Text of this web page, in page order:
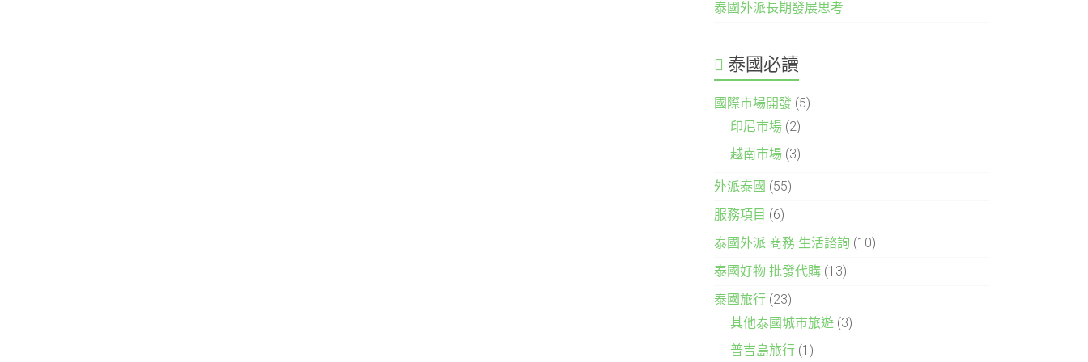
泰國外派長期發展思考
泰國必讀
國際市場開發 (5)
印尼市場 (2)
越南市場 (3)
外派泰國 (55)
服務項目 (6)
泰國外派 商務 生活諮詢 (10)
泰國好物 批發代購 (13)
泰國旅行 (23)
其他泰國城市旅遊 (3)
普吉島旅行 (1)